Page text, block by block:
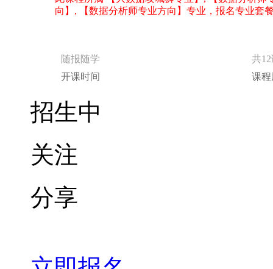
向】, 【数据分析师专业方向】专业，报名专业套
随报随学
共
开课时间
课
招生中
关注
分享